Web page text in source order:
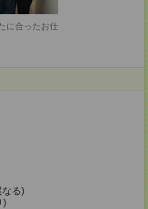
に合ったお仕
なる)
)